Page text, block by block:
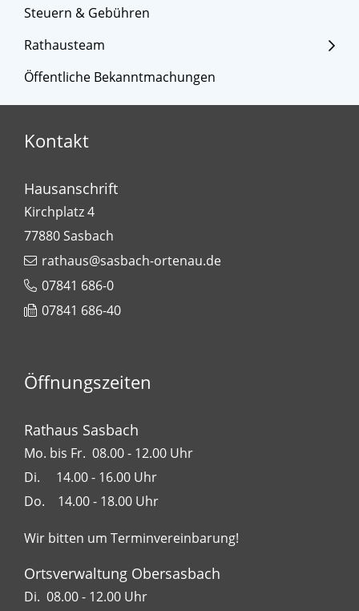
Steuern & Gebühren
Rathausteam
Öffentliche Bekanntmachungen
Kontakt
Hausanschrift
Kirchplatz 4
77880Sasbach
rathaus@sasbach-ortenau.de
07841 686-0
07841 686-40
Öffnungszeiten
Rathaus Sasbach
Mo. bis Fr. 08.00 - 12.00 Uhr
Di. 14.00 - 16.00 Uhr
Do. 14.00 - 18.00 Uhr
Wir bitten um Terminvereinbarung!
Ortsverwaltung Obersasbach
Di. 08.00 - 12.00 Uhr